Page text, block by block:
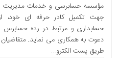
مؤسسه حسابرسی و خدمات مدیریت
جهت تکمیل کادر حرفه ای خود،
حسابداری و مرتبط در رده
دعوت به همکاری می نماید. متقاضیان
طریق پست الکترو...